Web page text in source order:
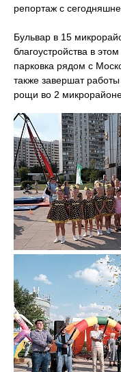
репортаж с
Бульвар в 15
благоустройства в
парковка рядом с
также завершат
рощи во 2